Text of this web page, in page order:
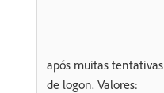
após muitas tentativas
de logon. Valores: